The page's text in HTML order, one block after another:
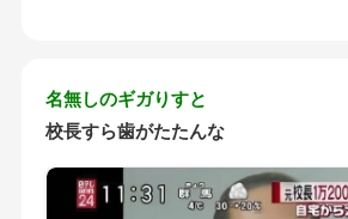
名無しのギガりすと
校長すら歯がたたんな